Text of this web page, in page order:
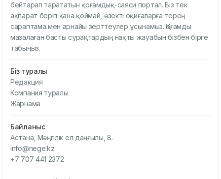
бейтарап тарататын қоғамдық-саяси портал. Біз тек
ақпарат беріп қана қоймай, өзекті оқиғаларға терең
сараптама мен арнайы зерттеулер ұсынамыз. Қоғамды
мазалаған басты сұрақтардың нақты жауабын бізбен бірге
табыңыз.
Біз туралы
Редакция
Компания туралы
Жарнама
Байланыс
Астана, Мәңгілік ел даңғылы, 8.
info@nege.kz
+7 707 441 2372